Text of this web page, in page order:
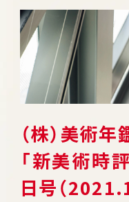
（株）美術
「新美術
日号（